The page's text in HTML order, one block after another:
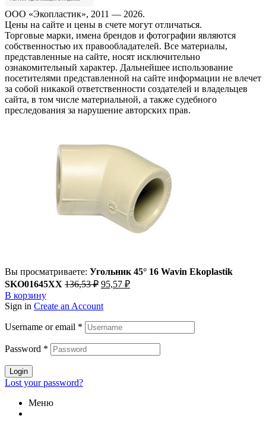
ООО «Экопластик», 2011 — 2026.
Цены на сайте и цены в счете могут отличаться.
Торговые марки, имена брендов и фотографии являются
собственностью их правообладателей. Все материалы,
представленные на сайте, носят исключительно
ознакомительный характер. Дальнейшее использование
посетителями представленной на сайте информации не влечет
за собой никакой ответственности создателей и владельцев
сайта, в том числе материальной, а также судебного
преследования за нарушение авторских прав.
Вы просматриваете: Угольник 45° 16 Wavin Ekoplastik
SKO01645XX 136,53₽ Первоначальная
составляла
95,57 ₽Текущая
В корзину
Sign in Create an Account
Username or email *
Password *
Login
Lost your password?
Меню